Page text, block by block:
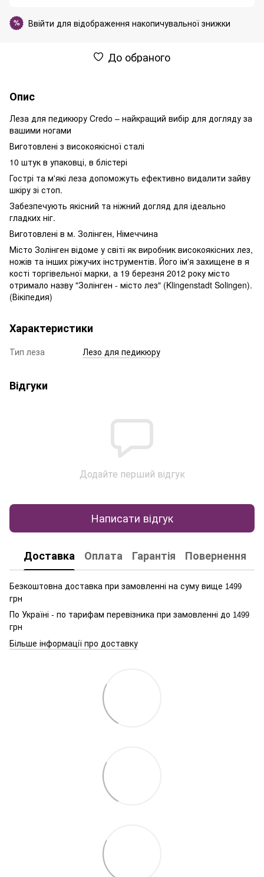
% Ввійти для відображення накопичувальної знижки
До обраного
Опис
Леза для педикюру Credo – найкращий вибір для догляду за
вашими ногами
Виготовлені з високоякісної сталі
10 штук в упаковці, в блістері
Гострі та м'які леза допоможуть ефективно видалити зайву
шкіру зі стоп.
Забезпечують якісний та ніжний догляд для ідеально
гладких ніг.
Виготовлені в м. Золінген, Німеччина
Місто Золінген відоме у світі як виробник високоякісних лез,
ножів та інших ріжучих інструментів. Його ім'я захищене в я
кості торгівельної марки, а 19 березня 2012 року місто
отримало назву "Золінген - місто лез" (Klingenstadt Solingen).
(Вікіпедия)
Характеристики
Тип леза Лезо для педикюру
Відгуки
Додайте перший відгук
Написати відгук
Доставка Оплата Гарантія Повернення
Безкоштовна доставка при замовленні на суму вище 1499
грн
По Україні - по тарифам перевізника при замовленні до 1499
грн
Більше інформації про доставку